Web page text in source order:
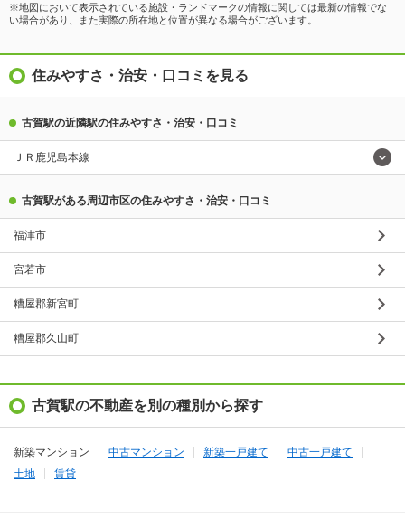
※地図において表示されている施設・ランドマークの情報に関しては最新の情報でな
い場合があり、また実際の所在地と位置が異なる場合がございます。
住みやすさ・治安・口コミを見る
古賀駅の近隣駅の住みやすさ・治安・口コミ
ＪＲ鹿児島本線
古賀駅がある周辺市区の住みやすさ・治安・口コミ
福津市
宮若市
糟屋郡新宮町
糟屋郡久山町
古賀駅の不動産を別の種別から探す
新築マンション 中古マンション 新築一戸建て
中古一戸建て
土地
賃貸